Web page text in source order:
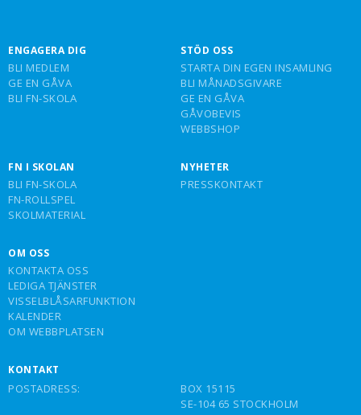
ENGAGERA DIG
BLI MEDLEM
GE EN GÅVA
BLI FN-SKOLA
STÖD OSS
STARTA DIN EGEN INSAMLING
BLI MÅNADSGIVARE
GE EN GÅVA
GÅVOBEVIS
WEBBSHOP
FN I SKOLAN
BLI FN-SKOLA
FN-ROLLSPEL
SKOLMATERIAL
NYHETER
PRESSKONTAKT
OM OSS
KONTAKTA OSS
LEDIGA TJÄNSTER
VISSELBLÅSARFUNKTION
KALENDER
OM WEBBPLATSEN
KONTAKT
POSTADRESS:
BOX 15115
SE-104 65 STOCKHOLM